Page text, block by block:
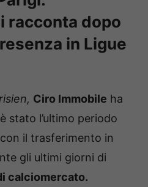
racconta dopo
in Ligue
Ciro Immobile ha
stato l’ultimo periodo
il trasferimento in
gli ultimi giorni di
calciomercato.